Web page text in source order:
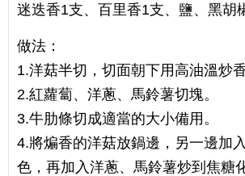
迷迭香1支、百里香1支、鹽、黑胡
做法：
1.洋菇半切，切面朝下用高油溫炒香
2.紅蘿蔔、洋蔥、馬鈴薯切塊。
3.牛肋條切成適當的大小備用。
4.將煸香的洋菇放鍋邊，另一邊加
色，再加入洋蔥、馬鈴薯炒到焦糖